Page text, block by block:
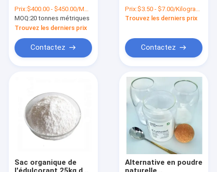
Brown Sugar Cas
551-68-8 Msds
Prix:$400.00 - $450.00/Metric Tons
MOQ:20 tonnes métriques
Trouvez les derniers prix
Contactez
d'édulcorant
d'Allulose de Stevia
Prix:$3.50 - $7.00/Kilograms
Trouvez les derniers prix
Contactez
Sac organique de
Alternative en poudre